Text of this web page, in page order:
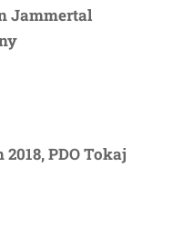
Jammertal
PDO Tokaj